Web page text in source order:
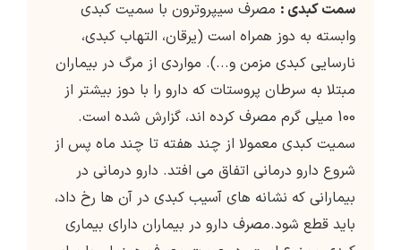
سمت کبدی : مصرف سیپروترون با سمیت کبدی
وابسته به دوز همراه است (یرقان، التهاب کبدی،
نارسایی کبدی مزمن و...). مواردی از مرگ در بیماران
مبتلا به سرطان پروستات که دارو را با دوز بیشتر از
100 میلی گرم مصرف کرده اند، گزارش شده است.
سمیت کبدی معمولا از چند هفته تا چند ماه پس از
شروع دارو درمانی اتفاق می افتد. دارو درمانی در
بیمارانی که نشانه های آسیب کبدی در آن ها رخ داد،
باید قطع شود.مصرف دارو در بیماران دارای بیماری